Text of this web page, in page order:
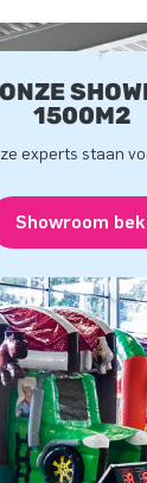
1500M2
experts staan
Showroom